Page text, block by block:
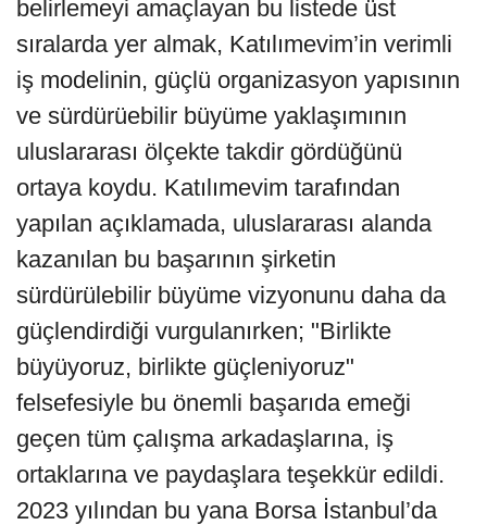
belirlemeyi amaçlayan bu listede üst
sıralarda yer almak, Katılımevim’in verimli
iş modelinin, güçlü organizasyon yapısının
ve sürdürüebilir büyüme yaklaşımının
uluslararası ölçekte takdir gördüğünü
ortaya koydu. Katılımevim tarafından
yapılan açıklamada, uluslararası alanda
kazanılan bu başarının şirketin
sürdürülebilir büyüme vizyonunu daha da
güçlendirdiği vurgulanırken; "Birlikte
büyüyoruz, birlikte güçleniyoruz"
felsefesiyle bu önemli başarıda emeği
geçen tüm çalışma arkadaşlarına, iş
ortaklarına ve paydaşlara teşekkür edildi.
2023 yılından bu yana Borsa İstanbul’da